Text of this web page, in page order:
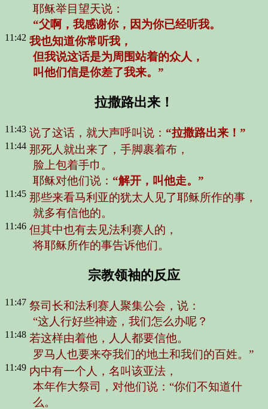
耶稣举目望天说：
“父啊，我感谢你，因为你已经听我。
11:42 我也知道你常听我，
但我说这话是为周围站着的众人，
叫他们信是你差了我来。”
拉撒路出来！
11:43 说了这话，就大声呼叫说： “拉撒路出来！”
11:44 那死人就出来了，手脚裹着布，
脸上包着手巾。
耶稣对他们说： “解开，叫他走。”
11:45 那些来看马利亚的犹太人见了耶稣所作的事，
就多有信他的。
11:46 但其中也有去见法利赛人的，
将耶稣所作的事告诉他们。
宗教领袖的反应
11:47 祭司长和法利赛人聚集公会，说：
“这人行好些神迹，我们怎么办呢？
11:48 若这样由着他，人人都要信他。
罗马人也要来夺我们的地土和我们的百姓。”
11:49 内中有一个人，名叫该亚法，
本年作大祭司，对他们说： “你们不知道什
么。